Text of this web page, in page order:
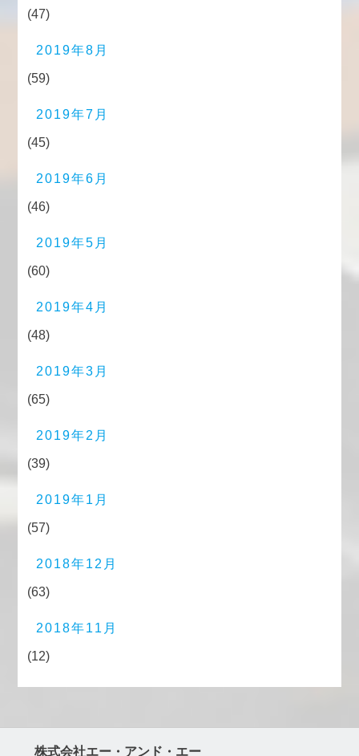
(47)
2019年8月
(59)
2019年7月
(45)
2019年6月
(46)
2019年5月
(60)
2019年4月
(48)
2019年3月
(65)
2019年2月
(39)
2019年1月
(57)
2018年12月
(63)
2018年11月
(12)
株式会社エー・アンド・エー